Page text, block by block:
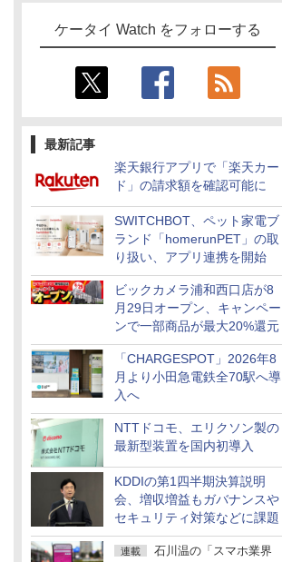
ケータイ Watch をフォローする
最新記事
楽天銀行アプリで「楽天カー
ド」の請求額を確認可能に
SWITCHBOT、ペット家電ブ
ランド「homerunPET」の取
り扱い、アプリ連携を開始
ビックカメラ浦和西口店が8
月29日オープン、キャンペー
ンで一部商品が最大20%還元
「CHARGESPOT」2026年8
月より小田急電鉄全70駅へ導
入へ
NTTドコモ、エリクソン製の
最新型装置を国内初導入
KDDIの第1四半期決算説明
会、増収増益もガバナンスや
セキュリティ対策などに課題
連載
石川温の「スマホ業界